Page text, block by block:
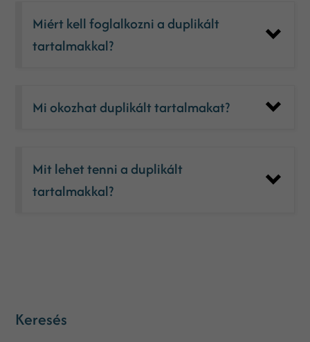
Miért kell foglalkozni a duplikált
tartalmakkal?
Mi okozhat duplikált tartalmakat?
Mit lehet tenni a duplikált
tartalmakkal?
Keresés